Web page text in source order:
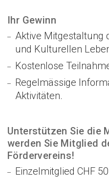
Ihr Gewinn
Aktive Mitgestaltung
und Kulturellen
Kostenlose
Regelmässige
Aktivitäten.
Unterstützen Sie die
werden Sie Mitglied
Fördervereins!
Einzelmitglied CHF